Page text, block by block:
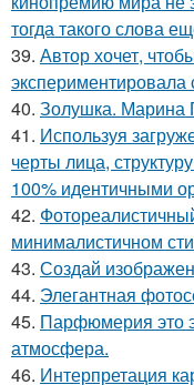
тогда такого слова
39. Автор хочет,
40. Золушка. Марина
41. Используя
черты лица,
100% идентичными
42.
минималистичном
43. Создай
44. Элегантная
45. Парфюмерия это
атмосфера.
46. Интерпретация